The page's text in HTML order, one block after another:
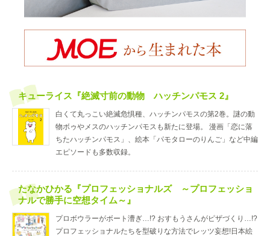
キューライス『絶滅寸前の動物 ハッチンパモス 2』
白くて丸っこい絶滅危惧種、ハッチンパモスの第2巻。謎の動
物ボゥやメスのハッチンパモスも新たに登場。 漫画「恋に落
ちたハッチンパモス」、絵本「パモタローのりんご」など中編
エピソードも多数収録。
たなかひかる『プロフェッショナルズ ～プロフェッショ
ナルで勝手に空想タイム～』
プロボウラーがボート漕ぎ…!? おすもうさんがピザづくり…!?
プロフェッショナルたちを型破りな方法でレッツ妄想!日本絵